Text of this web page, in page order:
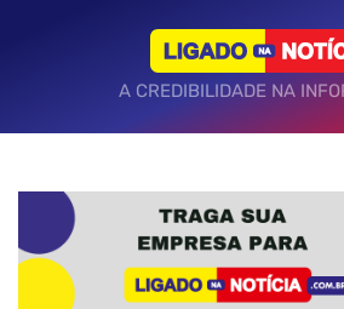
A CREDIBILIDADE NA